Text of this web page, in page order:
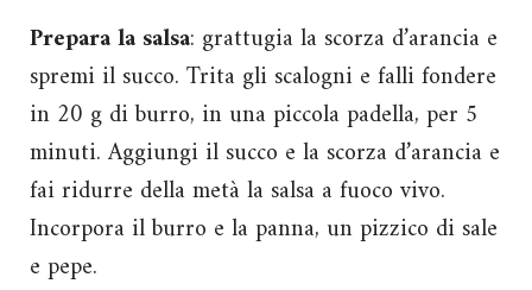
Prepara la salsa: grattugia la scorza d’arancia e
spremi il succo. Trita gli scalogni e falli fondere
in 20 g di burro, in una piccola padella, per 5
minuti. Aggiungi il succo e la scorza d’arancia e
fai ridurre della metà la salsa a fuoco vivo.
Incorpora il burro e la panna, un pizzico di sale
e pepe.